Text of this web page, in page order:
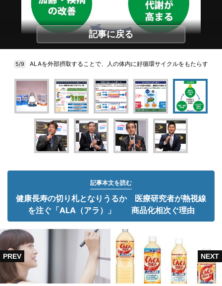
記事に戻る
5/9 ALAを外部摂取することで、人の体内に好循環サイクルをもたらす
記事本文を読む
健康長寿の切り札となりうるか 医療研究者が熱視線
を注ぐ「ALA（アラ）」 商品化相次ぐ理由